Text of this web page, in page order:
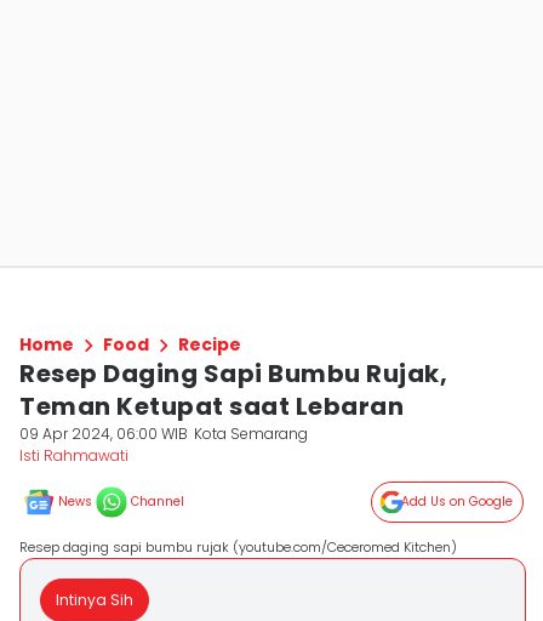
Home Food Recipe
Resep Daging Sapi Bumbu Rujak,
Teman Ketupat saat Lebaran
09 Apr 2024, 06:00 WIB Kota Semarang
Isti Rahmawati
News Channel Add Us on Google
Resep daging sapi bumbu rujak (youtube.com/Ceceromed Kitchen)
Intinya Sih